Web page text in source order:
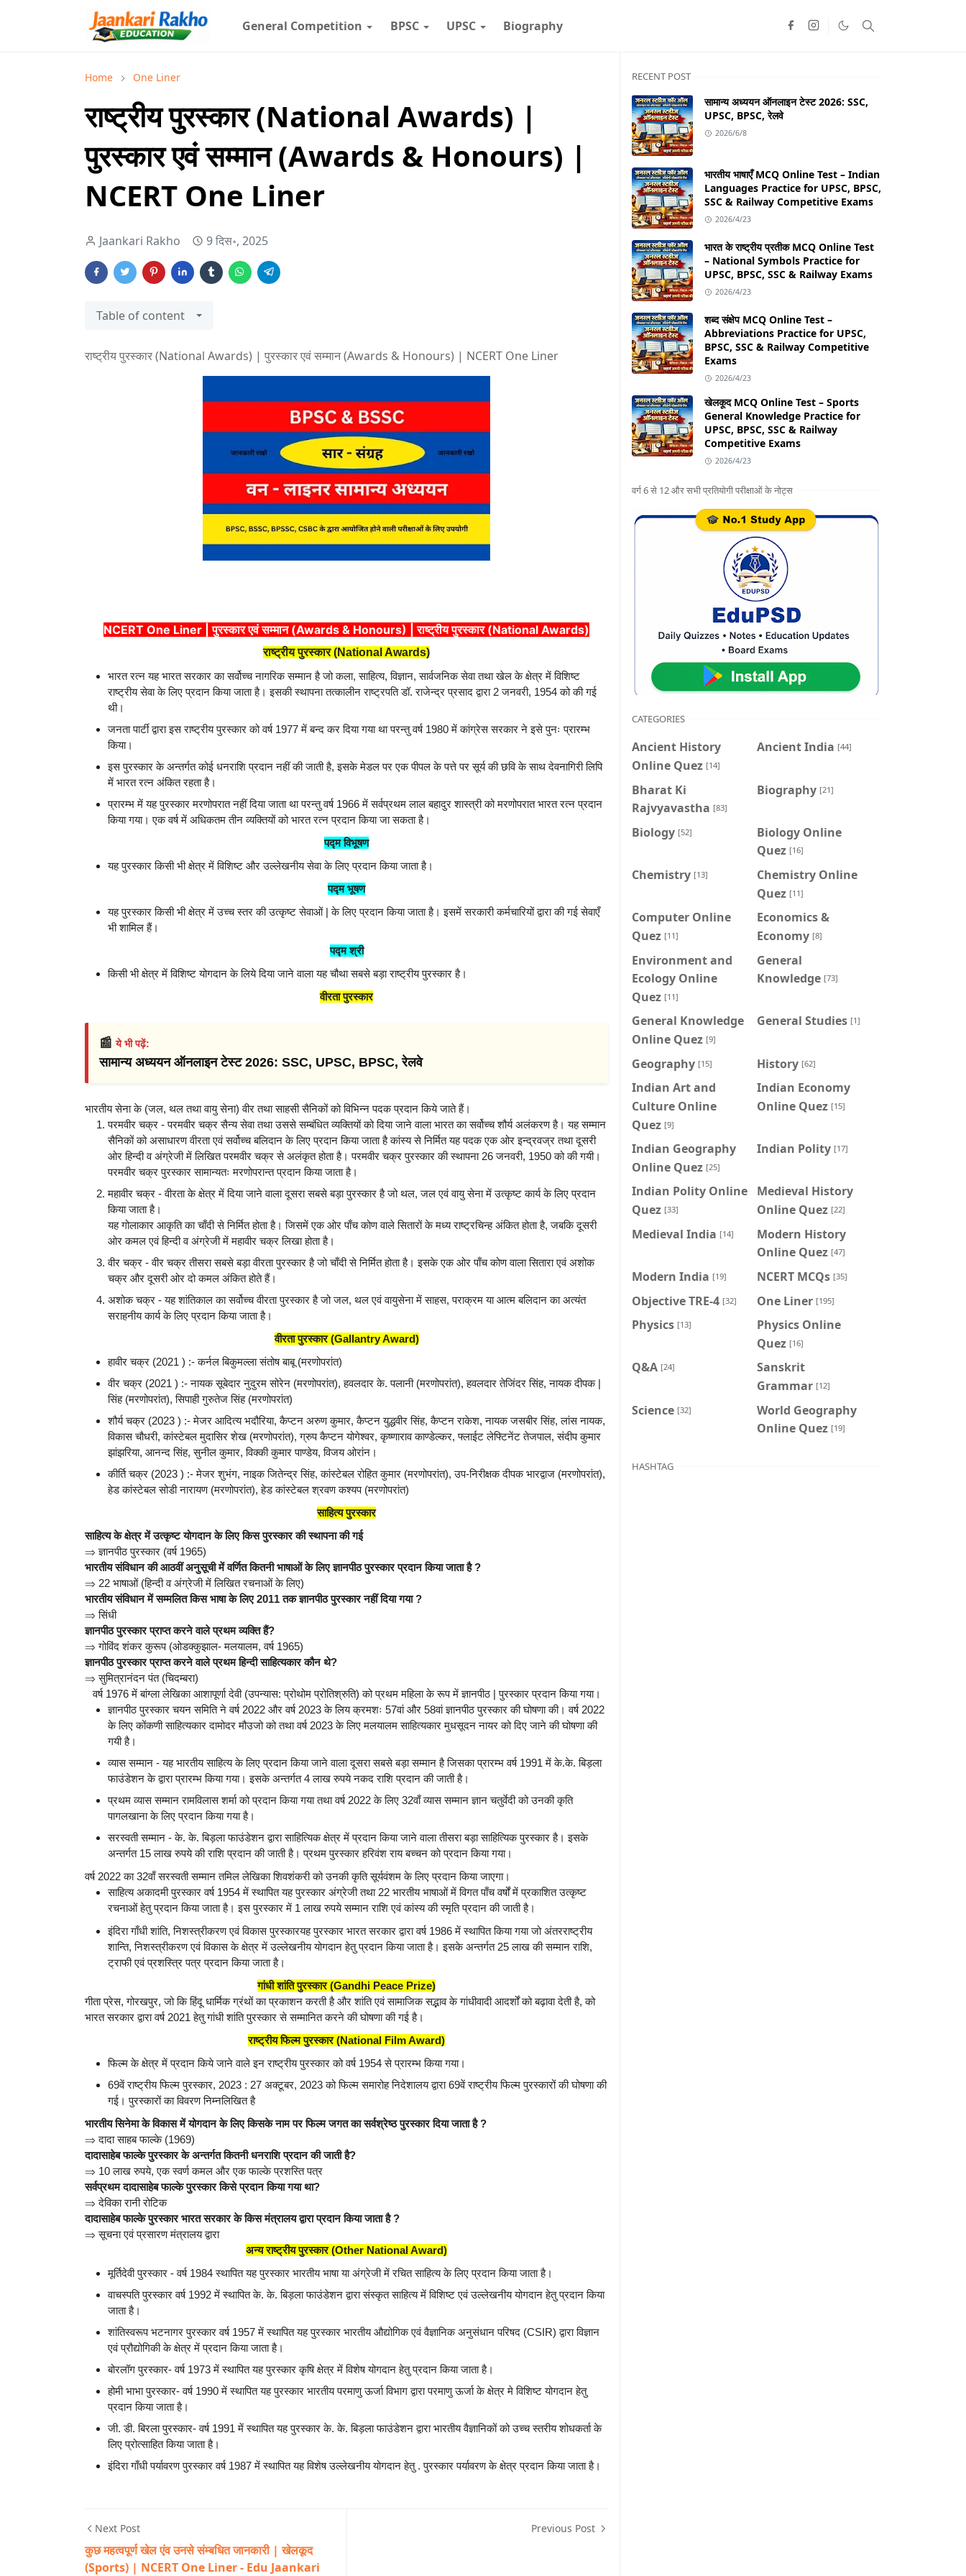
General Competition BPSC UPSC Biography
Home One Liner
राष्ट्रीय पुरस्कार (National Awards) |
पुरस्कार एवं सम्मान (Awards & Honours) |
NCERT One Liner
Jaankari Rakho 9 दिस॰, 2025
Table of content
राष्ट्रीय पुरस्कार (National Awards) | पुरस्कार एवं सम्मान (Awards & Honours) | NCERT One Liner
NCERT One Liner | पुरस्कार एवं सम्मान (Awards & Honours) | राष्ट्रीय पुरस्कार (National Awards)
राष्ट्रीय पुरस्कार (National Awards)
भारत रत्न यह भारत सरकार का सर्वोच्च नागरिक सम्मान है जो कला, साहित्य, विज्ञान, सार्वजनिक सेवा तथा खेल के क्षेत्र में विशिष्ट
राष्ट्रीय सेवा के लिए प्रदान किया जाता है। इसकी स्थापना तत्कालीन राष्ट्रपति डॉ. राजेन्द्र प्रसाद द्वारा 2 जनवरी, 1954 को की गई
थी।
जनता पार्टी द्वारा इस राष्ट्रीय पुरस्कार को वर्ष 1977 में बन्द कर दिया गया था परन्तु वर्ष 1980 में कांग्रेस सरकार ने इसे पुनः प्रारम्भ
किया।
इस पुरस्कार के अन्तर्गत कोई धनराशि प्रदान नहीं की जाती है, इसके मेडल पर एक पीपल के पत्ते पर सूर्य की छवि के साथ देवनागिरी लिपि
में भारत रत्न अंकित रहता है।
प्रारम्भ में यह पुरस्कार मरणोपरात नहीं दिया जाता था परन्तु वर्ष 1966 में सर्वप्रथम लाल बहादुर शास्त्री को मरणोपरात भारत रत्न प्रदान
किया गया। एक वर्ष में अधिकतम तीन व्यक्तियों को भारत रत्न प्रदान किया जा सकता है।
पद्म विभूषण
यह पुरस्कार किसी भी क्षेत्र में विशिष्ट और उल्लेखनीय सेवा के लिए प्रदान किया जाता है।
पद्म भूषण
यह पुरस्कार किसी भी क्षेत्र में उच्च स्तर की उत्कृष्ट सेवाओं | के लिए प्रदान किया जाता है। इसमें सरकारी कर्मचारियों द्वारा की गई सेवाएँ
भी शामिल हैं।
पद्म श्री
किसी भी क्षेत्र में विशिष्ट योगदान के लिये दिया जाने वाला यह चौथा सबसे बड़ा राष्ट्रीय पुरस्कार है।
वीरता पुरस्कार
📰ये भी पढ़ें:
सामान्य अध्ययन ऑनलाइन टेस्ट 2026: SSC, UPSC, BPSC, रेलवे
भारतीय सेना के (जल, थल तथा वायु सेना) वीर तथा साहसी सैनिकों को विभिन्न पदक प्रदान किये जाते हैं।
परमवीर चक्र - परमवीर चक्र सैन्य सेवा तथा उससे सम्बंधित व्यक्तियों को दिया जाने वाला भारत का सर्वोच्च शौर्य अलंकरण है। यह सम्मान
सैनिकों को असाधारण वीरता एवं सर्वोच्च बलिदान के लिए प्रदान किया जाता है कांस्य से निर्मित यह पदक एक ओर इन्द्रवज्र तथा दूसरी
ओर हिन्दी व अंग्रेजी में लिखित परमवीर चक्र से अलंकृत होता है। परमवीर चक्र पुरस्कार की स्थापना 26 जनवरी, 1950 को की गयी।
परमवीर चक्र पुरस्कार सामान्यतः मरणोपरान्त प्रदान किया जाता है।
महावीर चक्र - वीरता के क्षेत्र में दिया जाने वाला दूसरा सबसे बड़ा पुरस्कार है जो थल, जल एवं वायु सेना में उत्कृष्ट कार्य के लिए प्रदान
किया जाता है।
यह गोलाकार आकृति का चाँदी से निर्मित होता है। जिसमें एक ओर पाँच कोण वाले सितारों के मध्य राष्ट्रचिन्ह अंकित होता है, जबकि दूसरी
ओर कमल एवं हिन्दी व अंग्रेजी में महावीर चक्र लिखा होता है।
वीर चक्र - वीर चक्र तीसरा सबसे बड़ा वीरता पुरस्कार है जो चाँदी से निर्मित होता है। इसके एक ओर पाँच कोण वाला सितारा एवं अशोक
चक्र और दूसरी ओर दो कमल अंकित होते हैं।
अशोक चक्र - यह शांतिकाल का सर्वोच्च वीरता पुरस्कार है जो जल, थल एवं वायुसेना में साहस, पराक्रम या आत्म बलिदान का अत्यंत
सराहनीय कार्य के लिए प्रदान किया जाता है।
वीरता पुरस्कार (Gallantry Award)
हावीर चक्र (2021 ) :- कर्नल बिकुमल्ला संतोष बाबू (मरणोपरांत)
वीर चक्र (2021 ) :- नायक सूबेदार नुदुरम सोरेन (मरणोपरांत), हवलदार के. पलानी (मरणोपरांत), हवलदार तेजिंदर सिंह, नायक दीपक |
सिंह (मरणोपरांत), सिपाही गुरुतेज सिंह (मरणोपरांत)
शौर्य चक्र (2023 ) :- मेजर आदित्य भदौरिया, कैप्टन अरुण कुमार, कैप्टन युद्धवीर सिंह, कैप्टन राकेश, नायक जसबीर सिंह, लांस नायक,
विकास चौधरी, कांस्टेबल मुदासिर शेख (मरणोपरांत), ग्रुप कैप्टन योगेश्वर, कृष्णाराव काण्डेल्कर, फ्लाईट लेफ्टिनेंट तेजपाल, संदीप कुमार
झांझरिया, आनन्द सिंह, सुनील कुमार, विक्की कुमार पाण्डेय, विजय ओरांन।
कीर्ति चक्र (2023 ) :- मेजर शुभंग, नाइक जितेन्द्र सिंह, कांस्टेबल रोहित कुमार (मरणोपरांत), उप-निरीक्षक दीपक भारद्वाज (मरणोपरांत),
हेड कांस्टेबल सोडी नारायण (मरणोपरांत), हेड कांस्टेबल श्रवण कश्यप (मरणोपरांत)
साहित्य पुरस्कार
साहित्य के क्षेत्र में उत्कृष्ट योगदान के लिए किस पुरस्कार की स्थापना की गई
⇒ज्ञानपीठ पुरस्कार (वर्ष 1965)
भारतीय संविधान की आठवीं अनुसूची में वर्णित कितनी भाषाओं के लिए ज्ञानपीठ पुरस्कार प्रदान किया जाता है ?
⇒ 22 भाषाओं (हिन्दी व अंग्रेजी में लिखित रचनाओं के लिए)
भारतीय संविधान में सम्मलित किस भाषा के लिए 2011 तक ज्ञानपीठ पुरस्कार नहीं दिया गया ?
⇒सिंधी
ज्ञानपीठ पुरस्कार प्राप्त करने वाले प्रथम व्यक्ति हैं?
⇒ गोविंद शंकर कुरूप (ओडक्कुझाल- मलयालम, वर्ष 1965)
ज्ञानपीठ पुरस्कार प्राप्त करने वाले प्रथम हिन्दी साहित्यकार कौन थे?
⇒सुमित्रानंदन पंत (चिदम्बरा)
वर्ष 1976 में बांग्ला लेखिका आशापूर्णा देवी (उपन्यास: प्रोथोम प्रोतिश्रुति) को प्रथम महिला के रूप में ज्ञानपीठ | पुरस्कार प्रदान किया गया।
ज्ञानपीठ पुरस्कार चयन समिति ने वर्ष 2022 और वर्ष 2023 के लिय क्रमशः 57वां और 58वां ज्ञानपीठ पुरस्कार की घोषणा की। वर्ष 2022
के लिए कोंकणी साहित्यकार दामोदर मौउजो को तथा वर्ष 2023 के लिए मलयालम साहित्यकार मुधसूदन नायर को दिए जाने की घोषणा की
गयी है।
व्यास सम्मान - यह भारतीय साहित्य के लिए प्रदान किया जाने वाला दूसरा सबसे बड़ा सम्मान है जिसका प्रारम्भ वर्ष 1991 में के.के. बिड़ला
फाउंडेशन के द्वारा प्रारम्भ किया गया। इसके अन्तर्गत 4 लाख रुपये नकद राशि प्रदान की जाती है।
प्रथम व्यास सम्मान रामविलास शर्मा को प्रदान किया गया तथा वर्ष 2022 के लिए 32वाँ व्यास सम्मान ज्ञान चतुर्वेदी को उनकी कृति
पागलखाना के लिए प्रदान किया गया है।
सरस्वती सम्मान - के. के. बिड़ला फाउंडेशन द्वारा साहित्यिक क्षेत्र में प्रदान किया जाने वाला तीसरा बड़ा साहित्यिक पुरस्कार है। इसके
अन्तर्गत 15 लाख रुपये की राशि प्रदान की जाती है। प्रथम पुरस्कार हरिवंश राय बच्चन को प्रदान किया गया।
वर्ष 2022 का 32वाँ सरस्वती सम्मान तमिल लेखिका शिवशंकरी को उनकी कृति सूर्यवंशम के लिए प्रदान किया जाएगा।
साहित्य अकादमी पुरस्कार वर्ष 1954 में स्थापित यह पुरस्कार अंग्रेजी तथा 22 भारतीय भाषाओं में विगत पाँच वर्षों में प्रकाशित उत्कृष्ट
रचनाओं हेतु प्रदान किया जाता है। इस पुरस्कार में 1 लाख रुपये सम्मान राशि एवं कांस्य की स्मृति प्रदान की जाती है।
इंदिरा गाँधी शांति, निशस्त्रीकरण एवं विकास पुरस्कारयह पुरस्कार भारत सरकार द्वारा वर्ष 1986 में स्थापित किया गया जो अंतरराष्ट्रीय
शान्ति, निशस्त्रीकरण एवं विकास के क्षेत्र में उल्लेखनीय योगदान हेतु प्रदान किया जाता है। इसके अन्तर्गत 25 लाख की सम्मान राशि,
ट्राफी एवं प्रशस्त्रि पत्र प्रदान किया जाता है।
गांधी शांति पुरस्कार (Gandhi Peace Prize)
गीता प्रेस, गोरखपुर, जो कि हिंदू धार्मिक ग्रंथों का प्रकाशन करती है और शांति एवं सामाजिक सद्भाव के गांधीवादी आदर्शों को बढ़ावा देती है, को
भारत सरकार द्वारा वर्ष 2021 हेतु गांधी शांति पुरस्कार से सम्मानित करने की घोषणा की गई है।
राष्ट्रीय फिल्म पुरस्कार (National Film Award)
फिल्म के क्षेत्र में प्रदान किये जाने वाले इन राष्ट्रीय पुरस्कार को वर्ष 1954 से प्रारम्भ किया गया।
69वें राष्ट्रीय फिल्म पुरस्कार, 2023 : 27 अक्टूबर, 2023 को फिल्म समारोह निदेशालय द्वारा 69वें राष्ट्रीय फिल्म पुरस्कारों की घोषणा की
गई। पुरस्कारों का विवरण निम्नलिखित है
भारतीय सिनेमा के विकास में योगदान के लिए किसके नाम पर फिल्म जगत का सर्वश्रेष्ठ पुरस्कार दिया जाता है ?
⇒दादा साहब फाल्के (1969)
दादासाहेब फाल्के पुरस्कार के अन्तर्गत कितनी धनराशि प्रदान की जाती है?
⇒ 10 लाख रुपये, एक स्वर्ण कमल और एक फाल्के प्रशस्ति पत्र
सर्वप्रथम दादासाहेब फाल्के पुरस्कार किसे प्रदान किया गया था?
⇒ देविका रानी रोटिक
दादासाहेब फाल्के पुरस्कार भारत सरकार के किस मंत्रालय द्वारा प्रदान किया जाता है ?
⇒ सूचना एवं प्रसारण मंत्रालय द्वारा
अन्य राष्ट्रीय पुरस्कार (Other National Award)
मूर्तिदेवी पुरस्कार - वर्ष 1984 स्थापित यह पुरस्कार भारतीय भाषा या अंग्रेजी में रचित साहित्य के लिए प्रदान किया जाता है।
वाचस्पति पुरस्कार वर्ष 1992 में स्थापित के. के. बिड़ला फाउंडेशन द्वारा संस्कृत साहित्य में विशिष्ट एवं उल्लेखनीय योगदान हेतु प्रदान किया
जाता है।
शांतिस्वरूप भटनागर पुरस्कार वर्ष 1957 में स्थापित यह पुरस्कार भारतीय औद्योगिक एवं वैज्ञानिक अनुसंधान परिषद (CSIR) द्वारा विज्ञान
एवं प्रौद्योगिकी के क्षेत्र में प्रदान किया जाता है।
बोरलॉग पुरस्कार- वर्ष 1973 में स्थापित यह पुरस्कार कृषि क्षेत्र में विशेष योगदान हेतु प्रदान किया जाता है।
होमी भाभा पुरस्कार- वर्ष 1990 में स्थापित यह पुरस्कार भारतीय परमाणु ऊर्जा विभाग द्वारा परमाणु ऊर्जा के क्षेत्र मे विशिष्ट योगदान हेतु
प्रदान किया जाता है।
जी. डी. बिरला पुरस्कार- वर्ष 1991 में स्थापित यह पुरस्कार के. के. बिड़ला फाउंडेशन द्वारा भारतीय वैज्ञानिकों को उच्च स्तरीय शोधकर्ता के
लिए प्रोत्साहित किया जाता है।
इंदिरा गाँधी पर्यावरण पुरस्कार वर्ष 1987 में स्थापित यह विशेष उल्लेखनीय योगदान हेतु . पुरस्कार पर्यावरण के क्षेत्र प्रदान किया जाता है।
Next Post
कुछ महत्वपूर्ण खेल एंव उनसे संम्बधित जानकारी | खेलकूद
(Sports) | NCERT One Liner - Edu Jaankari
Previous Post
RECENT POST
सामान्य अध्ययन ऑनलाइन टेस्ट 2026: SSC,
UPSC, BPSC, रेलवे
2026/6/8
भारतीय भाषाएँ MCQ Online Test – Indian
Languages Practice for UPSC, BPSC,
SSC & Railway Competitive Exams
2026/4/23
भारत के राष्ट्रीय प्रतीक MCQ Online Test
– National Symbols Practice for
UPSC, BPSC, SSC & Railway Exams
2026/4/23
शब्द संक्षेप MCQ Online Test –
Abbreviations Practice for UPSC,
BPSC, SSC & Railway Competitive
Exams
2026/4/23
खेलकूद MCQ Online Test – Sports
General Knowledge Practice for
UPSC, BPSC, SSC & Railway
Competitive Exams
2026/4/23
वर्ग 6 से 12 और सभी प्रतियोगी परीक्षाओं के नोट्स
CATEGORIES
Ancient History
Online Quez [14]
Ancient India [44]
Bharat Ki
Rajvyavastha [83]
Biography [21]
Biology [52]
Biology Online
Quez [16]
Chemistry [13]
Chemistry Online
Quez [11]
Computer Online
Quez [11]
Economics &
Economy [8]
Environment and
Ecology Online
Quez [11]
General
Knowledge [73]
General Knowledge
Online Quez [9]
General Studies [1]
Geography [15] History [62]
Indian Art and
Culture Online
Quez [9]
Indian Economy
Online Quez [15]
Indian Geography
Online Quez [25]
Indian Polity [17]
Indian Polity Online
Quez [33]
Medieval History
Online Quez [22]
Medieval India [14]
Modern History
Online Quez [47]
Modern India [19] NCERT MCQs [35]
Objective TRE-4 [32] One Liner [195]
Physics [13]
Physics Online
Quez [16]
Q&A [24]
Sanskrit
Grammar [12]
Science [32]
World Geography
Online Quez [19]
HASHTAG